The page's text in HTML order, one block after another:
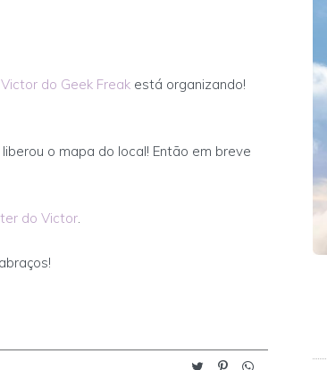
Victor do Geek Freak está organizando!
o mapa do local! Então em breve
do Victor.